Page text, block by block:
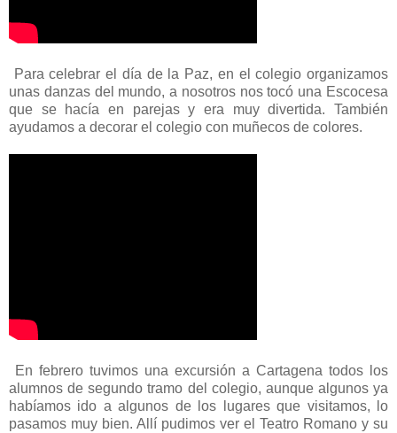
Para celebrar el día de la Paz, en el colegio organizamos
unas danzas del mundo, a nosotros nos tocó una Escocesa
que se hacía en parejas y era muy divertida. También
ayudamos a decorar el colegio con muñecos de colores.
En febrero tuvimos una excursión a Cartagena todos los
alumnos de segundo tramo del colegio, aunque algunos ya
habíamos ido a algunos de los lugares que visitamos, lo
pasamos muy bien. Allí pudimos ver el Teatro Romano y su